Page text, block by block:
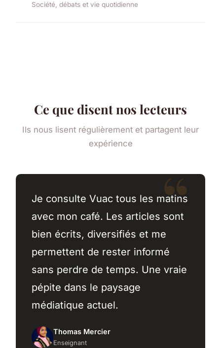
Société, débats et vie quotidienne
Ce que disent nos lecteurs
Ils nous lisent régulièrement et partagent leur
expérience
Je consulte Vuac tous les matins
avec mon café. Les articles sont
bien écrits, diversifiés et me
permettent de rester informé
sans perdre de temps. Une vraie
pépite dans le paysage
médiatique actuel.
Thomas Mercier
Enseignant